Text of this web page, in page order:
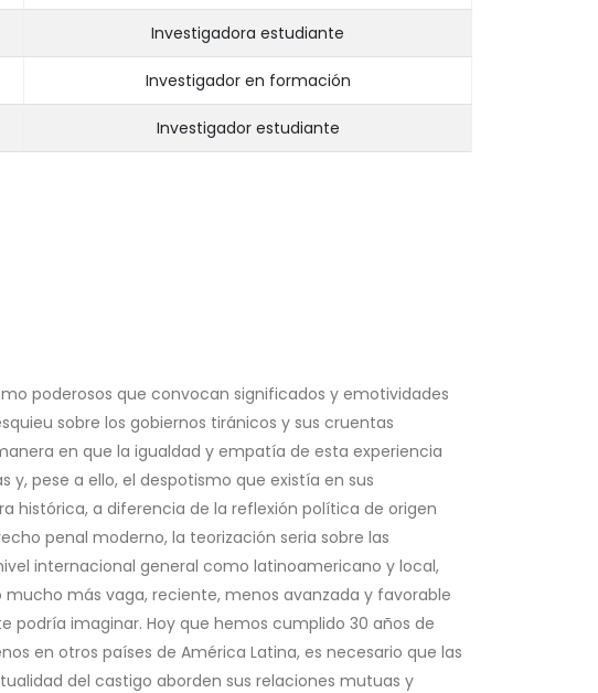
Investigadora estudiante
Investigador en formación
Investigador estudiante
poderosos que convocan significados y emotividades
sobre los gobiernos tiránicos y sus cruentas
en que la igualdad y empatía de esta experiencia
pese a ello, el despotismo que existía en sus
histórica, a diferencia de la reflexión política de origen
penal moderno, la teorización seria sobre las
internacional general como latinoamericano y local,
más vaga, reciente, menos avanzada y favorable
imaginar. Hoy que hemos cumplido 30 años de
en otros países de América Latina, es necesario que las
del castigo aborden sus relaciones mutuas y